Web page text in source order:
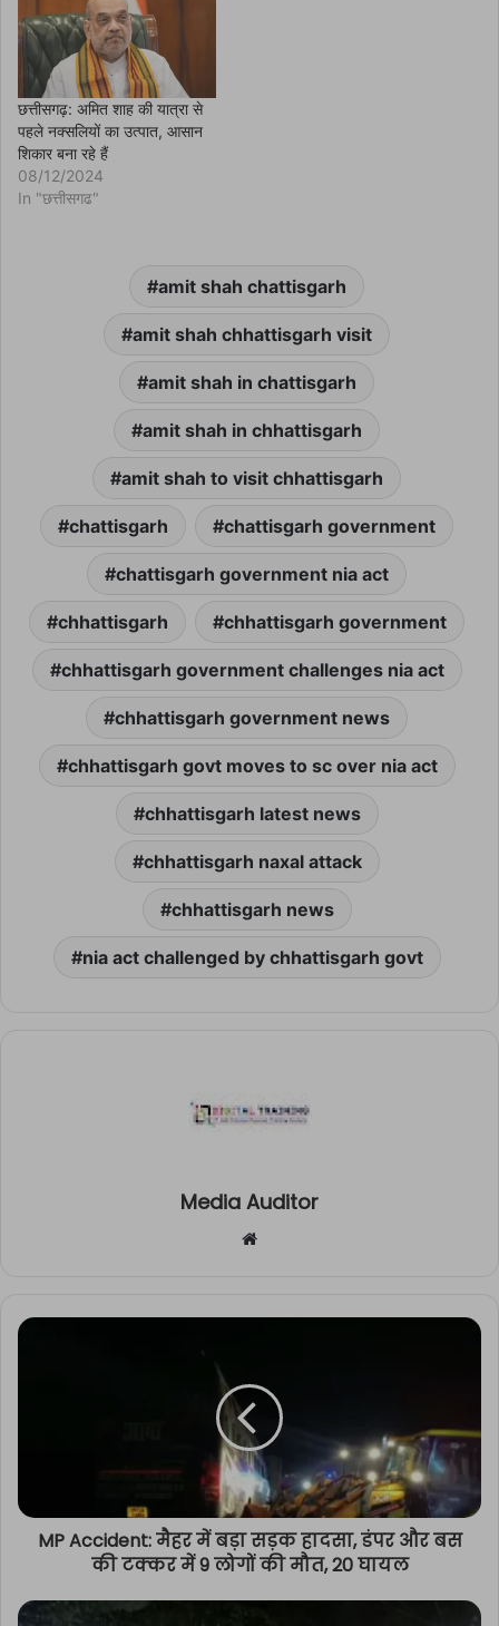
छत्तीसगढ़: अमित शाह की यात्रा से
पहले नक्सलियों का उत्पात, आसान
शिकार बना रहे हैं
08/12/2024
In "छत्तीसगढ"
amit shah chattisgarh
amit shah chhattisgarh visit
amit shah in chattisgarh
amit shah in chhattisgarh
amit shah to visit chhattisgarh
chattisgarh chattisgarh government
chattisgarh government nia act
chhattisgarh chhattisgarh government
chhattisgarh government challenges nia act
chhattisgarh government news
chhattisgarh govt moves to sc over nia act
chhattisgarh latest news
chhattisgarh naxal attack
chhattisgarh news
nia act challenged by chhattisgarh govt
Media Auditor
Website
MP Accident: मैहर में बड़ा सड़क हादसा, डंपर और बस
की टक्कर में 9 लोगों की मौत, 20 घायल